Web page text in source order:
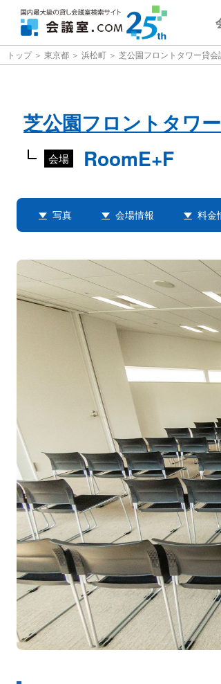
トップ 東京都 浜松町 芝公園フロントタワー貸会
芝公園フロントタワ
会場 RoomE+F
写真 会場情報 料金